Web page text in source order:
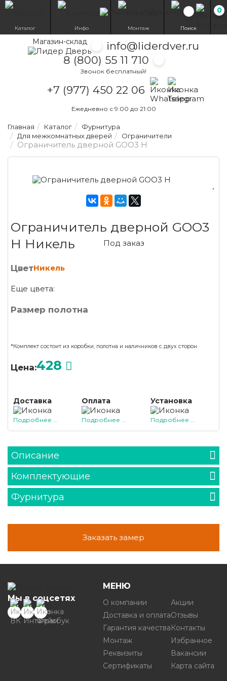
Магазин-склад
info@liderdver.ru
8 (800) 55 11 710
Звонок бесплатный!
+7 (977) 450 22 06
Написать на
Написать на
Ежедневно с 9:00 до 21:00
0
Каталог Инфо Монтаж Поиск
Главная Каталог
Фурнитура
Для межкомнатных дверей
Ограничители
Ограничитель дверной GOO3 H
Ограничитель дверной GOO3
H Никель
Под заказ
ЦветНикель
Еще цвета:
Размер полотна
*Комплект состоит из коробки, полотна и наличников с двух сторон
Цена:428
Доставка
Подробнее ...
Оплата
Подробнее ...
Установка
Подробнее ...
Описание
Комплектующие
Фурнитура
Заказать замер
Мы в соцсетях
МЕНЮ
О компании
Доставка и оплата
Гарантия качества
Монтаж
Реквизиты
Сертификаты
Акции
Отзывы
Контакты
Избранное
Вакансии
Карта сайта